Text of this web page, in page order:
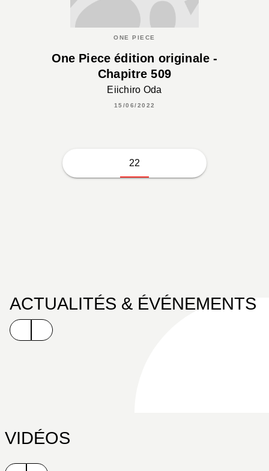
ONE PIECE
One Piece édition originale -
Chapitre 509
Eiichiro Oda
15/06/2022
22
ACTUALITÉS & ÉVÉNEMENTS
VIDÉOS